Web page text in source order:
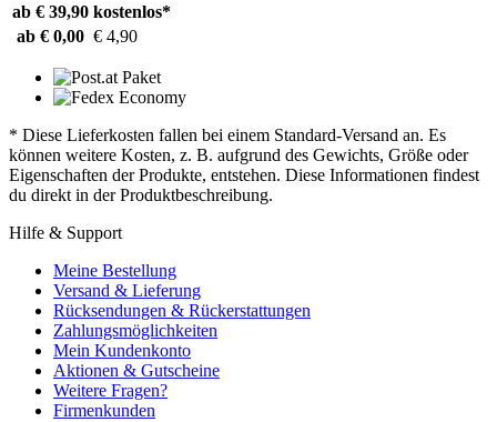
ab € 39,90 kostenlos*
ab € 0,00 € 4,90
* Diese Lieferkosten fallen bei einem Standard-Versand an. Es
können weitere Kosten, z. B. aufgrund des Gewichts, Größe oder
Eigenschaften der Produkte, entstehen. Diese Informationen findest
du direkt in der Produktbeschreibung.
Hilfe & Support
Meine Bestellung
Versand & Lieferung
Rücksendungen & Rückerstattungen
Zahlungsmöglichkeiten
Mein Kundenkonto
Aktionen & Gutscheine
Weitere Fragen?
Firmenkunden